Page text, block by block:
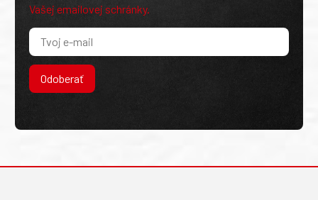
Vašej emailovej schránky.
Odoberať